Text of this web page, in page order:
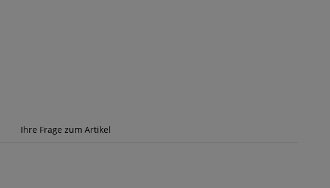
Ihre Frage zum Artikel